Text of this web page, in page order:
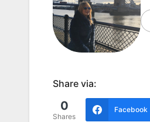
Share via:
0
Shares
Facebook